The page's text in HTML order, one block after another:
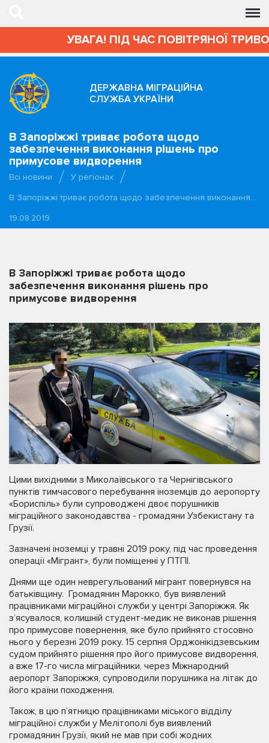
УВАГА! ПІД ЧАС ПОВІТРЯНОЇ ТРИВОГИ
ДЕРЖАВНА МІГРАЦІЙНА
СЛУЖБА УКРАЇНИ
В Запоріжжі триває робота щодо
забезпечення виконання рішень про
примусове видворення
Всі новини
У регіонах
В Запоріжжі триває робота щодо забезпечення виконання…
19.08.2019
В Запоріжжі триває робота щодо
забезпечення виконання рішень про
примусове видворення
Цими вихідними з Миколаївського та Чернігівського
пунктів тимчасового перебування іноземців до аеропорту
«Бориспіль» були супроводжені двоє порушників
міграційного законодавства - громадяни Узбекистану та
Грузії.
Зазначені іноземці у травні 2019 року, під час проведення
операції «Мігрант», були поміщенні у ПТПІ.
Днями ще один неврегульований мігрант повернувся на
батьківщину. Громадянин Марокко, був виявлений
працівниками міграційної служби у центрі Запоріжжя. Як
з’ясувалося, колишній студент-медик не виконав рішення
про примусове повернення, яке було прийнято стосовно
нього у березні 2019 року. 15 серпня Орджонікідзевським
судом прийнято рішення про його примусове видворення,
а вже 17-го числа міграційники, через Міжнародний
аеропорт Запоріжжя, супроводили порушника на літак до
його країни походження.
Також, в цю п’ятницю працівниками міського відділу
міграційної служби у Мелітополі був виявлений
громадянин Грузії, який не мав при собі жодних